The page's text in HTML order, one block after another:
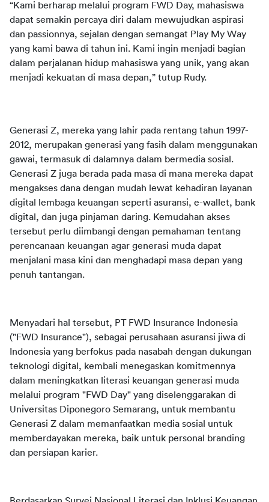
“Kami berharap melalui program FWD Day, mahasiswa
dapat semakin percaya diri dalam mewujudkan aspirasi
dan passionnya, sejalan dengan semangat Play My Way
yang kami bawa di tahun ini. Kami ingin menjadi bagian
dalam perjalanan hidup mahasiswa yang unik, yang akan
Generasi Z, mereka yang lahir pada rentang tahun 1997-
2012, merupakan generasi yang fasih dalam menggunakan
gawai, termasuk di dalamnya dalam bermedia sosial.
Generasi Z juga berada pada masa di mana mereka dapat
mengakses dana dengan mudah lewat kehadiran layanan
digital lembaga keuangan seperti asuransi, e-wallet, bank
digital, dan juga pinjaman daring. Kemudahan akses
tersebut perlu diimbangi dengan pemahaman tentang
perencanaan keuangan agar generasi muda dapat
menjalani masa kini dan menghadapi masa depan yang
penuh tantangan.
Menyadari hal tersebut, PT FWD Insurance Indonesia
("FWD Insurance"), sebagai perusahaan asuransi jiwa di
Indonesia yang berfokus pada nasabah dengan dukungan
teknologi digital, kembali menegaskan komitmennya
dalam meningkatkan literasi keuangan generasi muda
melalui program "FWD Day" yang diselenggarakan di
Universitas Diponegoro Semarang, untuk membantu
Generasi Z dalam memanfaatkan media sosial untuk
memberdayakan mereka, baik untuk personal branding
dan persiapan karier.